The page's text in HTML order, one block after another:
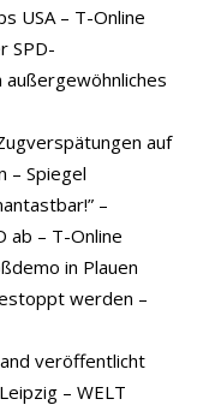
USA – T-Online
SPD-
außergewöhnliches
auf
– Spiegel
–
ab – T-Online
in Plauen
werden –
veröffentlicht
– WELT